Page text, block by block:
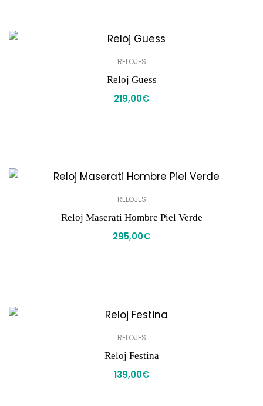
RELOJES
Reloj Guess
219,00€
RELOJES
Reloj Maserati Hombre Piel Verde
295,00€
RELOJES
Reloj Festina
139,00€